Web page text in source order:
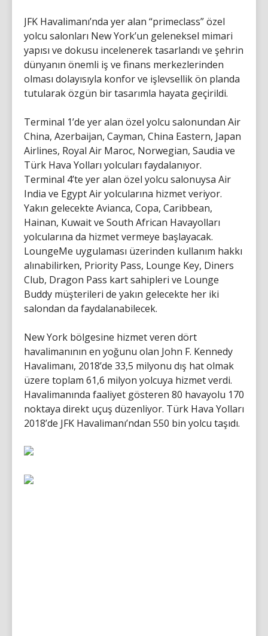
JFK Havalimanı’nda yer alan “primeclass” özel
yolcu salonları New York’un geleneksel mimari
yapısı ve dokusu incelenerek tasarlandı ve şehrin
dünyanın önemli iş ve finans merkezlerinden
olması dolayısıyla konfor ve işlevsellik ön planda
tutularak özgün bir tasarımla hayata geçirildi.
Terminal 1’de yer alan özel yolcu salonundan Air
China, Azerbaijan, Cayman, China Eastern, Japan
Airlines, Royal Air Maroc, Norwegian, Saudia ve
Türk Hava Yolları yolcuları faydalanıyor.
Terminal 4’te yer alan özel yolcu salonuysa Air
India ve Egypt Air yolcularına hizmet veriyor.
Yakın gelecekte Avianca, Copa, Caribbean,
Hainan, Kuwait ve South African Havayolları
yolcularına da hizmet vermeye başlayacak.
LoungeMe uygulaması üzerinden kullanım hakkı
alınabilirken, Priority Pass, Lounge Key, Diners
Club, Dragon Pass kart sahipleri ve Lounge
Buddy müşterileri de yakın gelecekte her iki
salondan da faydalanabilecek.
New York bölgesine hizmet veren dört
havalimanının en yoğunu olan John F. Kennedy
Havalimanı, 2018’de 33,5 milyonu dış hat olmak
üzere toplam 61,6 milyon yolcuya hizmet verdi.
Havalimanında faaliyet gösteren 80 havayolu 170
noktaya direkt uçuş düzenliyor. Türk Hava Yolları
2018’de JFK Havalimanı’ndan 550 bin yolcu taşıdı.